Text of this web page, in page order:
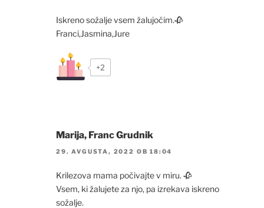
Iskreno sožalje vsem žalujočim.🥀
Franci,Jasmina,Jure
+2
Marija, Franc Grudnik
29. AVGUSTA, 2022 OB 18:04
Krilezova mama počivajte v miru. 🥀
Vsem, ki žalujete za njo, pa izrekava iskreno
sožalje.